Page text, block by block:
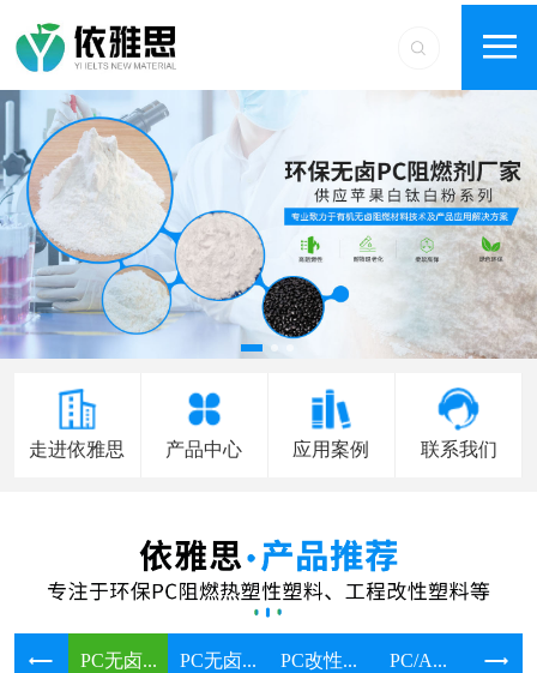
走进依雅思 产品中心 应用案例 联系我们
PC无卤... PC无卤... PC改性... PC/A... 溴系